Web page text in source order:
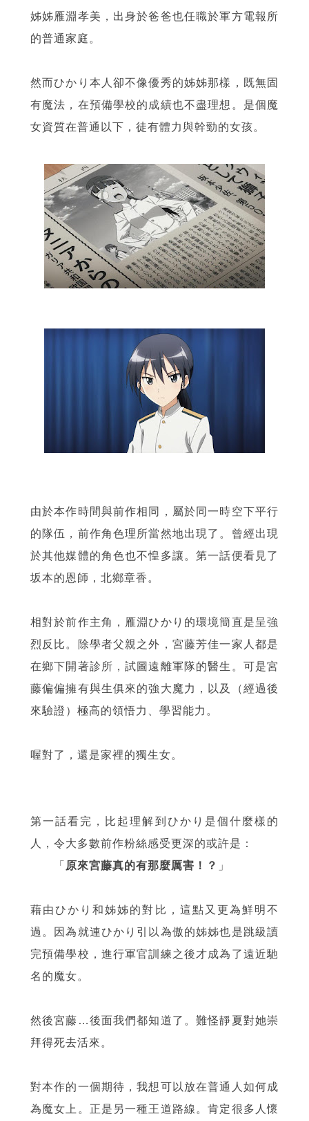
姊姊雁淵孝美，出身於爸爸也任職於軍方電報所
的普通家庭。
然而ひかり本人卻不像優秀的姊姊那樣，既無固
有魔法，在預備學校的成績也不盡理想。是個魔
女資質在普通以下，徒有體力與幹勁的女孩。
由於本作時間與前作相同，屬於同一時空下平行
的隊伍，前作角色理所當然地出現了。曾經出現
於其他媒體的角色也不惶多讓。第一話便看見了
坂本的恩師，北鄉章香。
相對於前作主角，雁淵ひかり的環境簡直是呈強
烈反比。除學者父親之外，宮藤芳佳一家人都是
在鄉下開著診所，試圖遠離軍隊的醫生。可是宮
藤偏偏擁有與生俱來的強大魔力，以及（經過後
來驗證）極高的領悟力、學習能力。
喔對了，還是家裡的獨生女。
第一話看完，比起理解到ひかり是個什麼樣的
人，令大多數前作粉絲感受更深的或許是：
「 原來宮藤真的有那麼厲害！？ 」
藉由ひかり和姊姊的對比，這點又更為鮮明不
過。因為就連ひかり引以為傲的姊姊也是跳級讀
完預備學校，進行軍官訓練之後才成為了遠近馳
名的魔女。
然後宮藤…後面我們都知道了。難怪靜夏對她崇
拜得死去活來。
對本作的一個期待，我想可以放在普通人如何成
為魔女上。正是另一種王道路線。肯定很多人懷